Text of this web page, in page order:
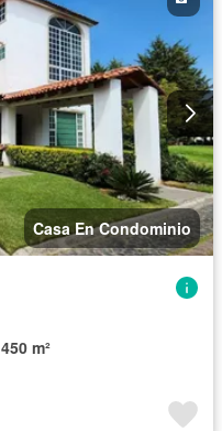
Casa En Condominio
450 m²